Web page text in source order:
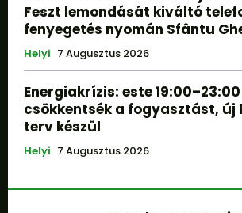
Feszt lemondását kiváltó
fenyegetés nyomán Sfântu
Helyi 7 Augusztus 2026
Energiakrízis: este
csökkentsék a fogyasztást, új
terv készül
Helyi 7 Augusztus 2026